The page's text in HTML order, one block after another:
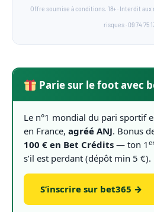
Offre soumise à conditions. 18+ · Interdit
risques · 09 74 75
Parie sur le foot avec
Le n°1 mondial du pari sportif
en France, agréé ANJ. Bonus
100 € en Bet Crédits — ton 1
s’il est perdant (dépôt min 5 €).
S’inscrire sur bet365 →